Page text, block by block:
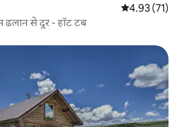
औसत रेटिंग 5 में
4.93 (71)
से दूर - हॉट टब